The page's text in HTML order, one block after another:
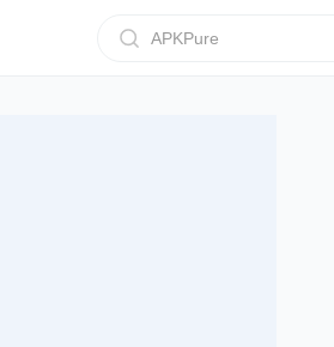
APKPure